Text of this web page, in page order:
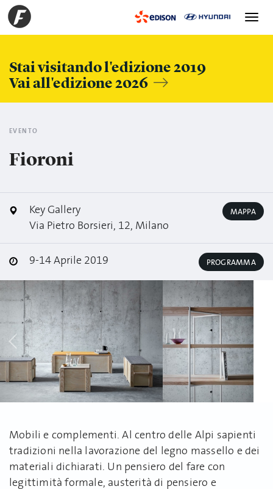
Stai visitando l'edizione 2019
Vai all'edizione 2026
Toggle
EVENTO
Fioroni
Key Gallery
Via Pietro Borsieri, 12, Milano
MAPPA
9-14 Aprile 2019 PROGRAMMA
Mobili e complementi. Al centro delle Alpi sapienti
tradizioni nella lavorazione del legno massello e dei
materiali dichiarati. Un pensiero del fare con
legittimità formale, austerità di pensiero e